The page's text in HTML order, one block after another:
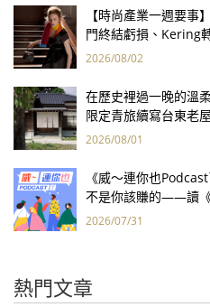
【時尚產業一週要事
門終結虧損、Kering
報亮眼
2026/08/02
在歷史裡過一晚的溫
限定青旅續寫台東老
2026/08/01
《威～連你也
不是你該賺的——讀《
2026/07/31
熱門文章